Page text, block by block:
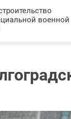
военной